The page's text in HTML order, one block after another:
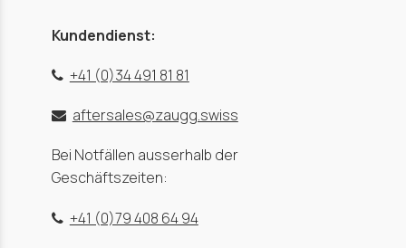
Kundendienst:
+41 (0)34 491 81 81
aftersales@zaugg.swiss
Bei Notfällen ausserhalb der
Geschäftszeiten:
+41 (0)79 408 64 94